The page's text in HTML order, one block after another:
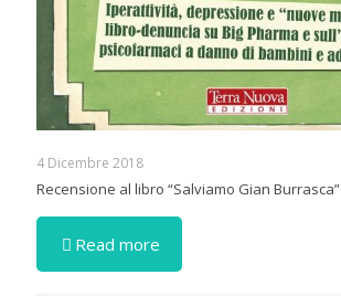
4 Dicembre 2018
Recensione al libro “Salviamo Gian Burrasca”
Read more